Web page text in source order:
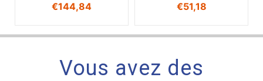
€144,84 €51,18
Vous avez des